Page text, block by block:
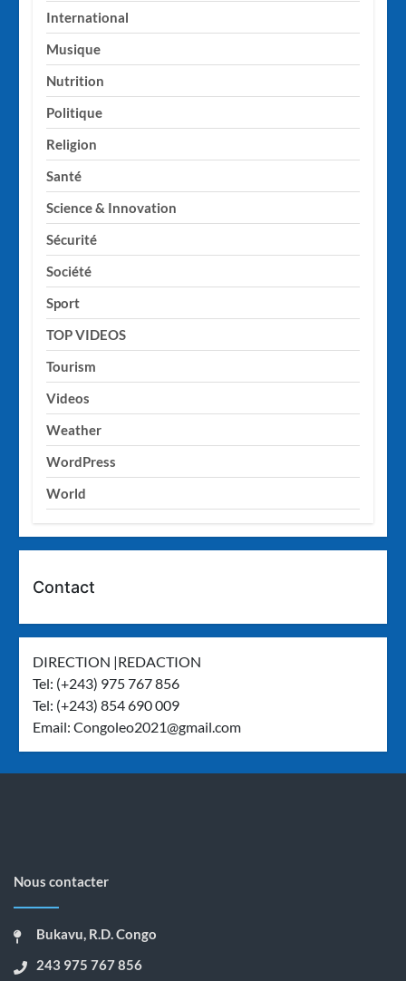
International
Musique
Nutrition
Politique
Religion
Santé
Science & Innovation
Sécurité
Société
Sport
TOP VIDEOS
Tourism
Videos
Weather
WordPress
World
Contact
DIRECTION |REDACTION
Tel: (+243) 975 767 856
Tel: (+243) 854 690 009
Email:Congoleo2021@gmail.com
Nous contacter
Bukavu, R.D. Congo
243 975 767 856